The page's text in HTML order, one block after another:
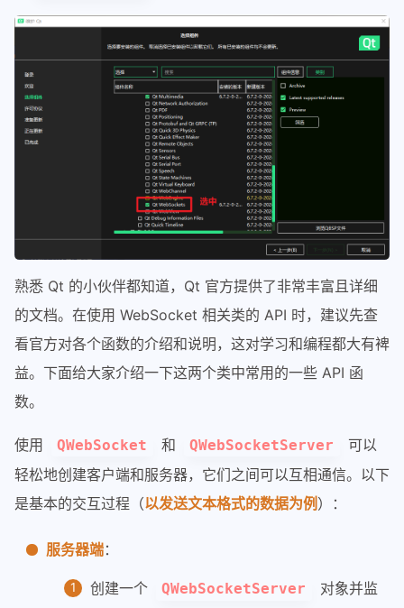
熟悉 Qt 的小伙伴都知道，Qt 官方提供了非常丰富且详细
的文档。在使用 WebSocket 相关类的 API 时，建议先查
看官方对各个函数的介绍和说明，这对学习和编程都大有裨
益。下面给大家介绍一下这两个类中常用的一些 API 函
数。
使用 QWebSocket 和 QWebSocketServer
可以
轻松地创建客户端和服务器，它们之间可以互相通信。以下
是基本的交互过程（以发送文本格式的数据为例 ）：
服务器端：
创建一个 QWebSocketServer
对象并监